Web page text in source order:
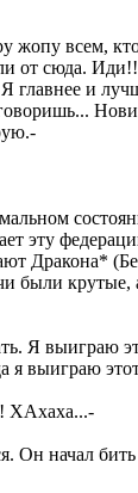
жопу всем,
от
главнее и
эту
Дракона*
были
Я
я выиграю
ХАхаха...-
начал